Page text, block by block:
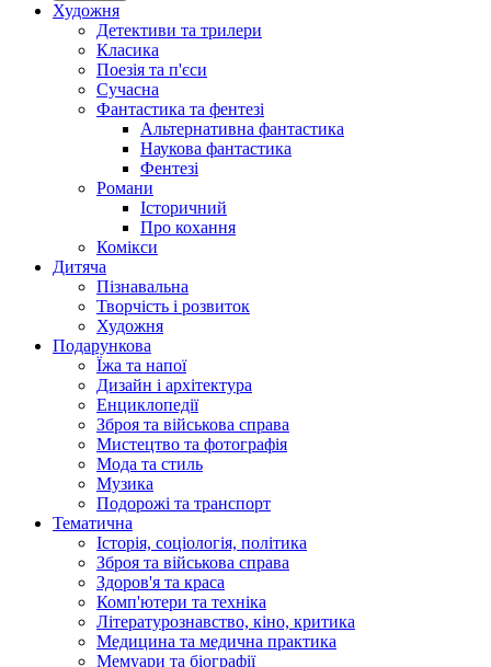
Художня
Детективи та трилери
Класика
Поезія та п'єси
Сучасна
Фантастика та фентезі
Альтернативна фантастика
Наукова фантастика
Фентезі
Романи
Історичний
Про кохання
Комікси
Дитяча
Пізнавальна
Творчість і розвиток
Художня
Подарункова
Їжа та напої
Дизайн і архітектура
Енциклопедії
Зброя та військова справа
Мистецтво та фотографія
Мода та стиль
Музика
Подорожі та транспорт
Тематична
Історія, соціологія, політика
Зброя та військова справа
Здоров'я та краса
Комп'ютери та техніка
Літературознавство, кіно, критика
Медицина та медична практика
Мемуари та біографії